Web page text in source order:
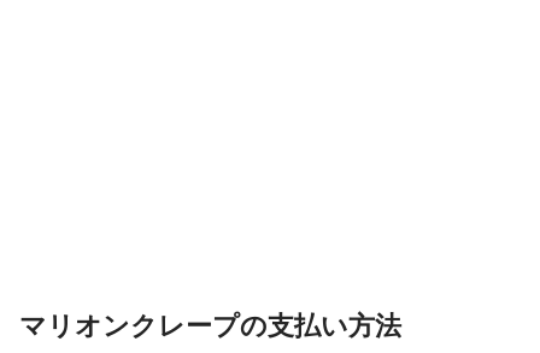
マリオンクレープの支払い方法